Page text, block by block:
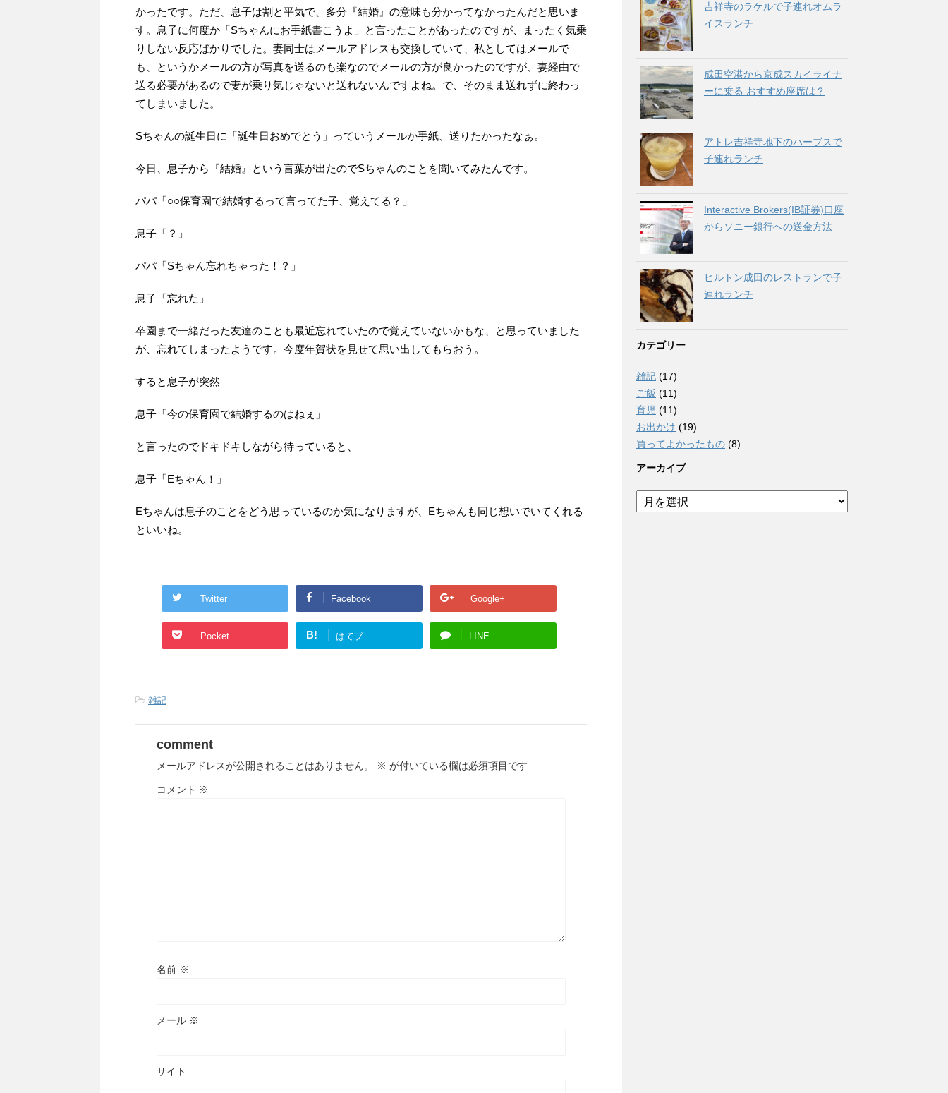
かったです。ただ、息子は割と平気で、多分『結婚』の意味も分かってなかったんだと思いま
す。息子に何度か「Sちゃんにお手紙書こうよ」と言ったことがあったのですが、まったく気乗
りしない反応ばかりでした。妻同士はメールアドレスも交換していて、私としてはメールで
も、というかメールの方が写真を送るのも楽なのでメールの方が良かったのですが、妻経由で
送る必要があるので妻が乗り気じゃないと送れないんですよね。で、そのまま送れずに終わっ
てしまいました。
Sちゃんの誕生日に「誕生日おめでとう」っていうメールか手紙、送りたかったなぁ。
今日、息子から『結婚』という言葉が出たのでSちゃんのことを聞いてみたんです。
パパ「○○保育園で結婚するって言ってた子、覚えてる？」
息子「？」
パパ「Sちゃん忘れちゃった！？」
息子「忘れた」
卒園まで一緒だった友達のことも最近忘れていたので覚えていないかもな、と思っていました
が、忘れてしまったようです。今度年賀状を見せて思い出してもらおう。
すると息子が突然
息子「今の保育園で結婚するのはねぇ」
と言ったのでドキドキしながら待っていると、
息子「Eちゃん！」
Eちゃんは息子のことをどう思っているのか気になりますが、Eちゃんも同じ想いでいてくれる
といいね。
Twitter Facebook Google+
Pocket B! はてブ LINE
-雑記
comment
メールアドレスが公開されることはありません。 ※ が付いている欄は必須項目です
コメント ※
名前 ※
メール ※
サイト
吉祥寺のラケルで子連れオムラ
イスランチ
成田空港から京成スカイライナ
ーに乗る おすすめ座席は？
アトレ吉祥寺地下のハーブスで
子連れランチ
Interactive Brokers(IB証券)口座
からソニー銀行への送金方法
ヒルトン成田のレストランで子
連れランチ
カテゴリー
雑記 (17)
ご飯 (11)
育児 (11)
お出かけ (19)
買ってよかったもの (8)
アーカイブ
ア
ー